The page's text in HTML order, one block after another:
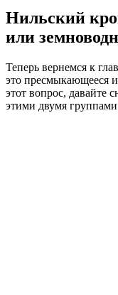
Нильский
или
Теперь вернемся к
это пресмыкающееся
этот вопрос, давайте
этими двумя